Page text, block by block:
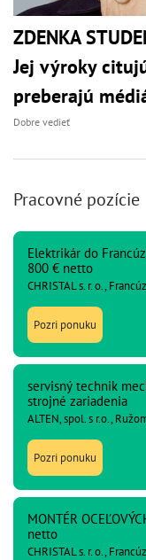
ZDENKA
Jej výroky
preberajú
Dobre vedieť
Pracovné pozície
Elektrikár do
800 € netto
CHRISTAL s. r. o.,
Pozri ponuku
servisný technik
strojné zariadenia
ALTEN, spol. s r.o.,
Pozri ponuku
MONTÉR
netto
CHRISTAL s. r. o.,